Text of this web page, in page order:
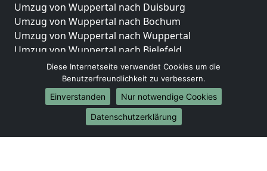
Umzug von Wuppertal nach Duisburg
Umzug von Wuppertal nach Bochum
Umzug von Wuppertal nach Wuppertal
Umzug von Wuppertal nach Bielefeld
Umzug von Wuppertal nach Bonn
Umzug von Wuppertal nach Münster
Internationale-Umzüge
Umzug von Wuppertal nach Brasilien
Umzug von Wuppertal nach Brunei Darussalam
Diese Internetseite verwendet Cookies um die
Benutzerfreundlichkeit zu verbessern.
Einverstanden
Nur notwendige Cookies
Datenschutzerklärung